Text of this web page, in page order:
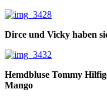
Dirce und Vicky haben
Hemdbluse Tommy
Mango